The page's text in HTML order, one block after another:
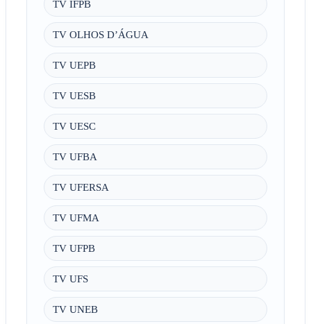
TV IFPB
TV OLHOS D’ÁGUA
TV UEPB
TV UESB
TV UESC
TV UFBA
TV UFERSA
TV UFMA
TV UFPB
TV UFS
TV UNEB